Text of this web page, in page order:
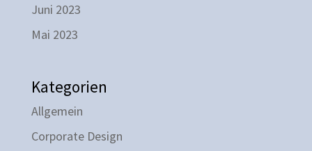
Juni 2023
Mai 2023
Kategorien
Allgemein
Corporate Design